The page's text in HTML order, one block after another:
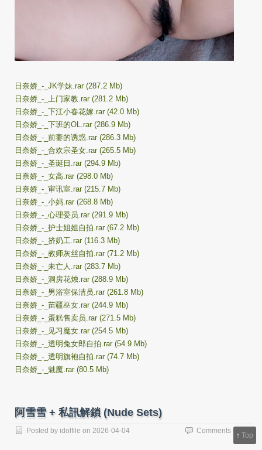
日奈娇_-_JK学妹.rar (287.2 Mb)
日奈娇_-_上门家教.rar (281.2 Mb)
日奈娇_-_下江小春花嫁.rar (42.0 Mb)
日奈娇_-_下班的OL.rar (286.9 Mb)
日奈娇_-_前妻的诱惑.rar (286.3 Mb)
日奈娇_-_合欢宗圣女.rar (265.5 Mb)
日奈娇_-_圣诞日.rar (294.9 Mb)
日奈娇_-_女高.rar (298.0 Mb)
日奈娇_-_审讯室.rar (215.7 Mb)
日奈娇_-_小妈.rar (268.8 Mb)
日奈娇_-_心理委员.rar (291.9 Mb)
日奈娇_-_护士姐姐自拍.rar (67.2 Mb)
日奈娇_-_挤奶工.rar (116.3 Mb)
日奈娇_-_教师灰丝自拍.rar (71.2 Mb)
日奈娇_-_未亡人.rar (283.7 Mb)
日奈娇_-_洞房花烛.rar (288.9 Mb)
日奈娇_-_男浴室保洁员.rar (261.8 Mb)
日奈娇_-_苗疆巫女.rar (244.9 Mb)
日奈娇_-_蛋糕售卖员.rar (271.5 Mb)
日奈娇_-_见习魔女.rar (254.5 Mb)
日奈娇_-_透明兔女郎自拍.rar (54.9 Mb)
日奈娇_-_透明旗袍自拍.rar (74.7 Mb)
日奈娇_-_魅魔.rar (80.5 Mb)
阿雪雪 + 私訊解鎖 (Nude Sets)
Posted by idolfile on 2026-04-04 Comments Off
↑ Top